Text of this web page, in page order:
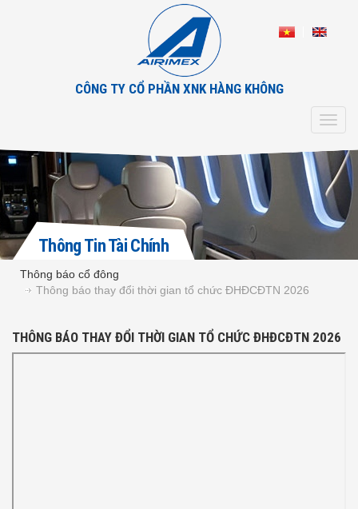
CÔNG TY CỔ PHẦN XNK HÀNG KHÔNG
Thông Tin Tài Chính
Thông báo cổ đông
Thông báo thay đổi thời gian tổ chức ĐHĐCĐTN 2026
THÔNG BÁO THAY ĐỔI THỜI GIAN TỔ CHỨC ĐHĐCĐTN 2026